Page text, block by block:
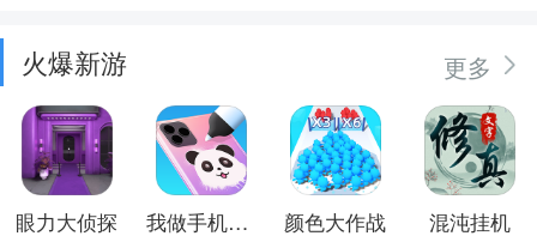
火爆新游 更多
眼力大侦探 我做手机壳特好看 颜色大作战 混沌挂机